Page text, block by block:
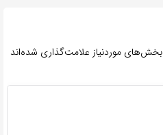
بخش‌های موردنیاز علامت‌گذاری شده‌اند